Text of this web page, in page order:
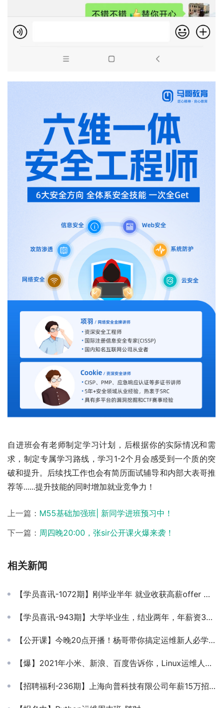
自进班会有老师制定学习计划，后根据你的实际情况和需
求，制定专属学习路线，学习1-2个月会感受到一个质的突
破和提升。后续找工作也会有简历面试辅导和内部大表哥推
荐等......提升技能的同时增加就业竞争力！
上一篇： M55基础加强班| 新同学进班预习中！
下一篇： 周四晚20:00，张sir公开课火爆来袭！
相关新闻
【学员喜讯-1072期】刚毕业半年 就业收获高薪offer 定薪13K →比之前工资涨5K
【学员喜讯-943期】大学毕业生，结业两年，年薪资30w+
【公开课】今晚20点开播！杨哥带你搞定运维新人必学的 VI & Sed 内功课
【爆】2021年小米、新浪、百度告诉你，Linux运维人必须提升到SRE！没得选！
【招聘福利-236期】上海向普科技有限公司年薪15万招聘运维工程师